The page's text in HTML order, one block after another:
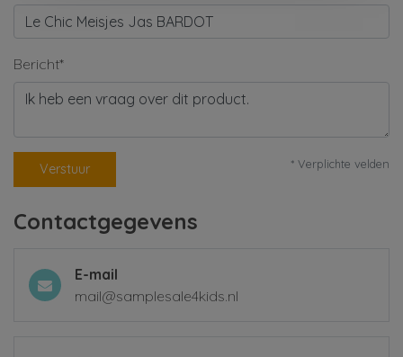
Bericht*
Verstuur * Verplichte velden
Contactgegevens
E-mail
mail@samplesale4kids.nl